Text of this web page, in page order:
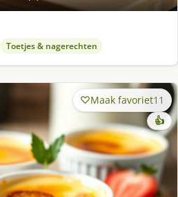
Toetjes & nagerechten
Maak favoriet11
👍